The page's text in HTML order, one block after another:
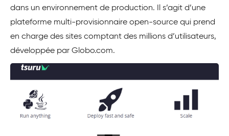
dans un environnement de production. Il s’agit d’une
plateforme multi-provisionnaire open-source qui prend
en charge des sites comptant des millions d’utilisateurs,
développée par Globo.com.